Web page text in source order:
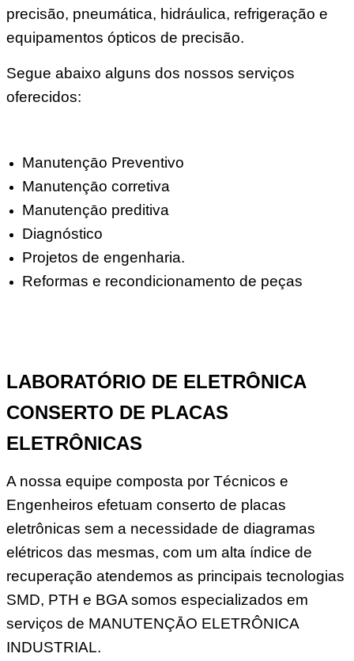
precisão, pneumática, hidráulica, refrigeração e
equipamentos ópticos de precisão.
Segue abaixo alguns dos nossos serviços
oferecidos:
Manutençāo Preventivo
Manutençāo corretiva
Manutençāo preditiva
Diagnóstico
Projetos de engenharia.
Reformas e recondicionamento de peças
LABORATÓRIO DE ELETRÔNICA
CONSERTO DE PLACAS
ELETRÔNICAS
A nossa equipe composta por Técnicos e
Engenheiros efetuam conserto de placas
eletrônicas sem a necessidade de diagramas
elétricos das mesmas, com um alta índice de
recuperação atendemos as principais tecnologias
SMD, PTH e BGA somos especializados em
serviços de MANUTENÇĀO ELETRÔNICA
INDUSTRIAL.